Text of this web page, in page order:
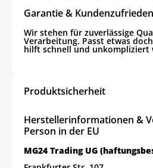
Garantie &
Wir stehen für zuverlässige
Verarbeitung. Passt etwas
hilft schnell und unkompliziert
Produktsicherheit
Herstellerinformationen &
Person in der EU
MG24 Trading UG